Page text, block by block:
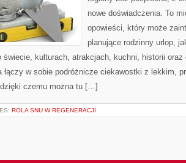
nowe doświadczenia. To
opowieści, który może
planujące rodzinny urlop,
świecie, kulturach, atrakcjach, kuchni, historii
łączy w sobie podróżnicze ciekawostki z lekkim,
czemu można tu […]
ROLA SNU W REGENERACJI